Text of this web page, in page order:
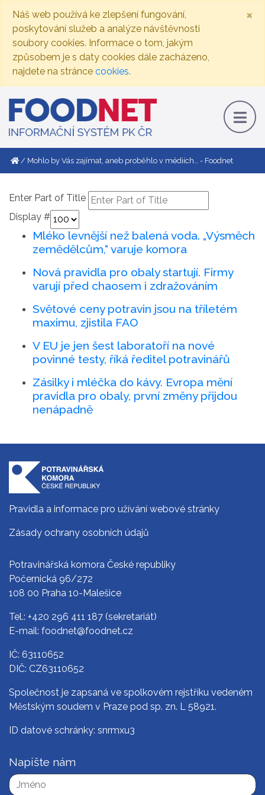
Náš web používá ke zlepšení fungování,
poskytování služeb a analýze návštěvnosti
soubory cookies. Informace o tom, jakým
způsobem je s daty cookies dále zacházeno,
najdete na stránce cookies.
×
Mohlo by Vás zajímat, aneb proběhlo v médiích… - Foodnet
Enter Part of Title
Display #
Mléko levnější než balená voda. „Výsměch
zemědělcům,“ varuje komora
Nová pravidla pro obaly startují. Firmy
varují před chaosem i zdražováním
Světové ceny potravin jsou na tříletém
maximu, zjistila FAO
V EU je jen šest laboratoří na nové
povinné testy, říká ředitel potravinářů
Zásilky i mléčka do kávy. Evropa mění
pravidla pro obaly, první změny přijdou
nenápadně
Pravidla a informace pro užívání webové stránky
Zásady ochrany osobních údajů
Potravinářská komora České republiky
Počernická 96/272
108 00 Praha 10-Malešice
Tel.: +420 296 411 187 (sekretariát)
E-mail: foodnet@foodnet.cz
IČ: 63110652
DIČ: CZ63110652
Společnost je zapsaná ve spolkovém rejstříku vedeném
Městským soudem v Praze pod sp. zn. L 58921.
ID datové schránky: snrmxu3
Napište nám